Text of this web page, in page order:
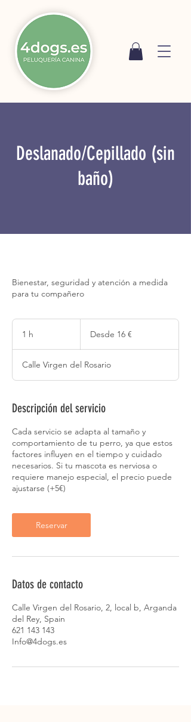
Deslanado/Cepillado (sin
baño)
Bienestar, seguridad y atención a medida
para tu compañero
1 h
eurosDesde 16 €
Calle Virgen del Rosario
Descripción del servicio
Cada servicio se adapta al tamaño y
comportamiento de tu perro, ya que estos
factores influyen en el tiempo y cuidado
necesarios. Si tu mascota es nerviosa o
requiere manejo especial, el precio puede
ajustarse (+5€)
Reservar
Datos de contacto
Calle Virgen del Rosario, 2, local b, Arganda
del Rey, Spain
621 143 143
Info@4dogs.es